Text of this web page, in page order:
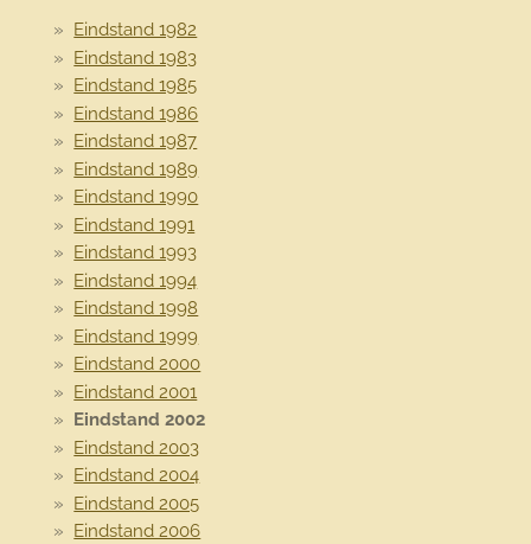
Eindstand 1982
Eindstand 1983
Eindstand 1985
Eindstand 1986
Eindstand 1987
Eindstand 1989
Eindstand 1990
Eindstand 1991
Eindstand 1993
Eindstand 1994
Eindstand 1998
Eindstand 1999
Eindstand 2000
Eindstand 2001
Eindstand 2002
Eindstand 2003
Eindstand 2004
Eindstand 2005
Eindstand 2006